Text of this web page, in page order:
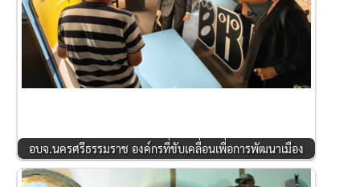
อบจ.นครศรีธรรมราช องค์กรที่ขับเคลื่อนเพื่อการพัฒนาเมือง